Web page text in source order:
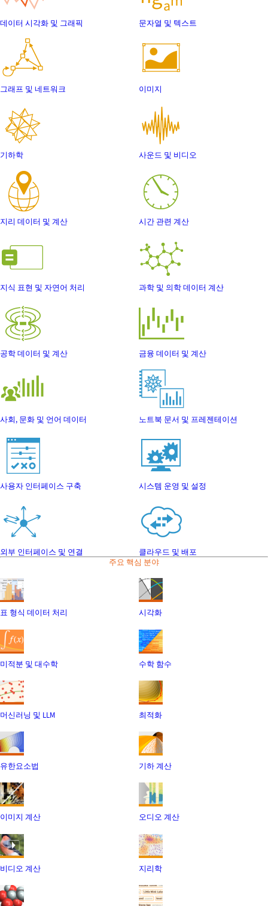
데이터 시각화 및 그래픽 문자열 및 텍스트
그래프 및 네트워크 이미지
기하학 사운드 및 비디오
지리 데이터 및 계산 시간 관련 계산
지식 표현 및 자연어 처리 과학 및 의학 데이터 계산
공학 데이터 및 계산 금융 데이터 및 계산
사회, 문화 및 언어 데이터 노트북 문서 및 프레젠테이션
사용자 인터페이스 구축 시스템 운영 및 설정
외부 인터페이스 및 연결
클라우드 및 배포
주요 핵심 분야
표 형식 데이터 처리 시각화
미적분 및 대수학 수학 함수
머신러닝 및 LLM 최적화
유한요소법 기하 계산
이미지 계산 오디오 계산
비디오 계산 지리학